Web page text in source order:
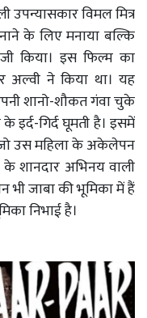
उपन्यासकार विमल मित्र
के लिए मनाया बल्कि
किया। इस फिल्म का
अल्वी ने किया था। यह
शानो-शौकत गंवा चुके
इर्द-गिर्द घूमती है। इसमें
उस महिला के अकेलेपन
शानदार अभिनय वाली
भी जाबा की भूमिका में हैं
निभाई है।